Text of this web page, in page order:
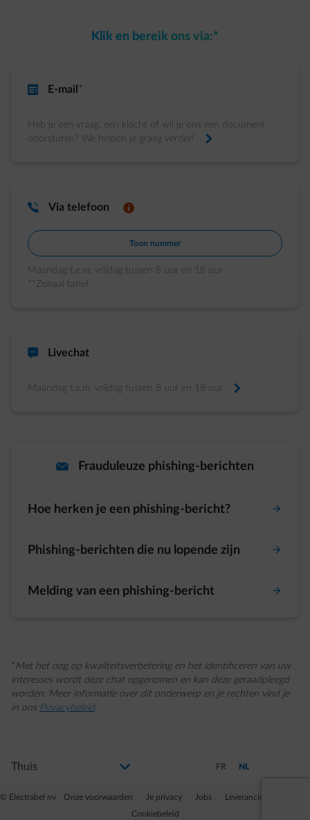
Klik en bereik ons via:*
impulse-invoice E-mail *
Heb je een vraag, een klacht of wil je ons een document
doorsturen? We helpen je graag verder!
arrow-right
impulse-call Via telefoon info
Toon nummer
Maandag t.e.m. vrijdag tussen 8 uur en 18 uur
**Zonaal tarief
chat-dirty Livechat
Maandag t.e.m. vrijdag tussen 8 uur en 18 uur arrow-right
envelope Frauduleuze phishing-berichten
Hoe herken je een phishing-bericht?
Phishing-berichten die nu lopende zijn
Melding van een phishing-bericht
* Met het oog op kwaliteitsverbetering en het identificeren van uw
interesses wordt deze chat opgenomen en kan deze geraadpleegd
worden. Meer informatie over dit onderwerp en je rechten vind je
in ons Privacybeleid.
Selecteer uw profiel
Als u de selectie wijzigt, gaat u naar een nieuwe pagina
© Electrabel nv Onze voorwaarden Je privacy Jobs Leveranciers
Cookiebeleid
Schakel over naar Frans
FR Schakel over naar
NL